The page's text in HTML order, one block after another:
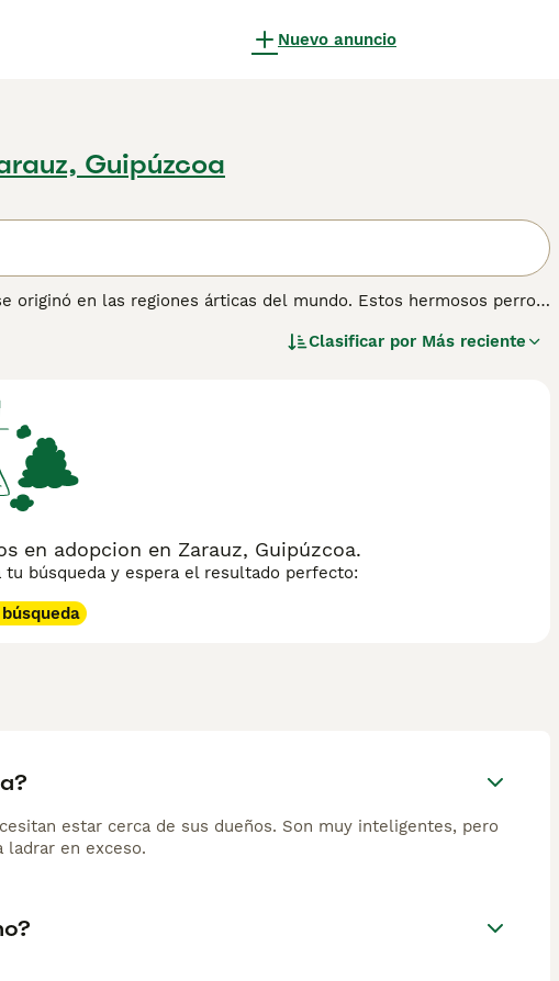
Nuevo anuncio
Guipúzcoa
originó en las regiones árticas del mundo. Estos hermosos perros
la raza y disfrutan compitiendo con equipos de perros. El
no mascotas, y son muy apreciados en Groenlandia, donde un
información sobre esta raza de perro.
Clasificar por Más reciente
en adopcion en Zarauz, Guipúzcoa.
tu búsqueda y espera el resultado perfecto:
estar cerca de sus dueños. Son muy inteligentes, pero
ladrar en exceso.